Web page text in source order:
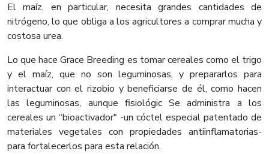
El maíz, en particular, necesita grandes cantidades de
nitrógeno, lo que obliga a los agricultores a comprar mucha y
costosa urea.
Lo que hace Grace Breeding es tomar cereales como el trigo
y el maíz, que no son leguminosas, y prepararlos para
interactuar con el rizobio y beneficiarse de él, como hacen
las leguminosas, aunque fisiológic Se administra a los
cereales un “bioactivador" -un cóctel especial patentado de
materiales vegetales con propiedades antiinflamatorias-
para fortalecerlos para esta relación.